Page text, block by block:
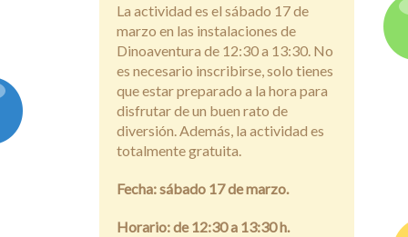
La actividad es el sábado 17 de
marzo en las instalaciones de
Dinoaventura de 12:30 a 13:30. No
es necesario inscribirse, solo tienes
que estar preparado a la hora para
disfrutar de un buen rato de
diversión. Además, la actividad es
totalmente gratuita.
Fecha: sábado 17 de marzo.
Horario: de 12:30 a 13:30 h.